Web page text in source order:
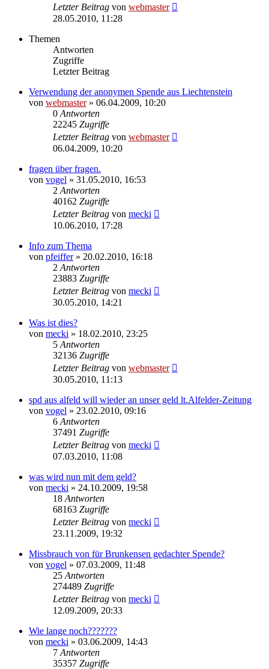
Letzter Beitrag von webmaster
28.05.2010, 11:28
Themen
Antworten
Zugriffe
Letzter Beitrag
Verwendung der anonymen Spende aus Liechtenstein
von webmaster» 06.04.2009, 10:20
0 Antworten
22245 Zugriffe
Letzter Beitrag von webmaster
06.04.2009, 10:20
fragen über fragen.
von vogel » 31.05.2010, 16:53
2 Antworten
40162 Zugriffe
Letzter Beitrag von mecki
10.06.2010, 17:28
Info zum Thema
von pfeiffer» 20.02.2010, 16:18
2 Antworten
23883 Zugriffe
Letzter Beitrag von mecki
30.05.2010, 14:21
Was ist dies?
von mecki » 18.02.2010, 23:25
5 Antworten
32136 Zugriffe
Letzter Beitrag von webmaster
30.05.2010, 11:13
spd aus alfeld will wieder an unser geld lt.Alfelder-Zeitung
von vogel » 23.02.2010, 09:16
6 Antworten
37491 Zugriffe
Letzter Beitrag von mecki
07.03.2010, 11:08
was wird nun mit dem geld?
von mecki » 24.10.2009, 19:58
18 Antworten
68163 Zugriffe
Letzter Beitrag von mecki
23.11.2009, 19:32
Missbrauch von für Brunkensen gedachter Spende?
von vogel » 07.03.2009, 11:48
25 Antworten
274489 Zugriffe
Letzter Beitrag von mecki
12.09.2009, 20:33
Wie lange noch???????
von mecki » 03.06.2009, 14:43
7 Antworten
35357 Zugriffe